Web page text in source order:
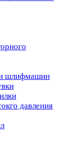
и шлифмашин
давления